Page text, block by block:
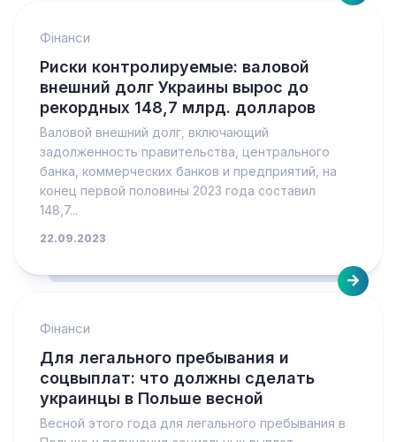
Фінанси
Риски контролируемые: валовой
внешний долг Украины вырос до
рекордных 148,7 млрд. долларов
Валовой внешний долг, включающий
задолженность правительства, центрального
банка, коммерческих банков и предприятий, на
конец первой половины 2023 года составил
148,7...
22.09.2023
Фінанси
Для легального пребывания и
соцвыплат: что должны сделать
украинцы в Польше весной
Весной этого года для легального пребывания в